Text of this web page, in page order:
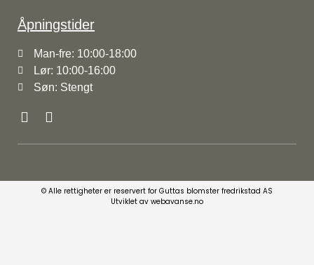
Åpningstider
Man-fre: 10:00-18:00
Lør: 10:00-16:00
Søn: Stengt
© Alle rettigheter er reservert for Guttas blomster fredrikstad AS
Utviklet av webavanse.no